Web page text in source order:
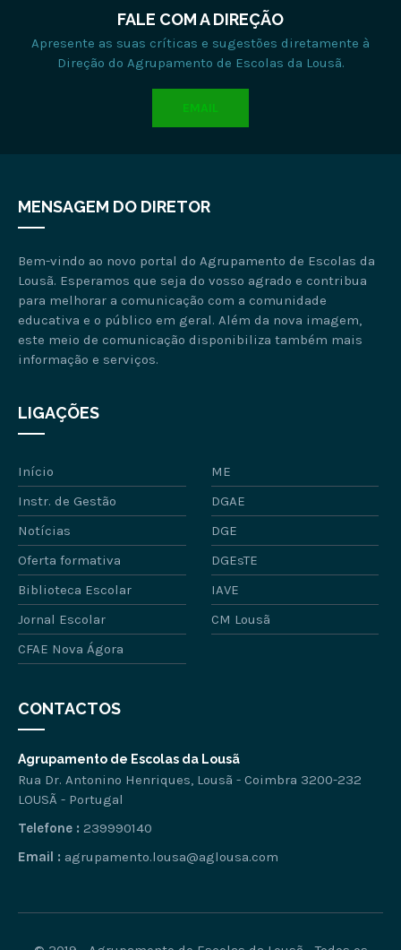
FALE COM A DIREÇÃO
Apresente as suas críticas e sugestões diretamente à
Direção do Agrupamento de Escolas da Lousã.
EMAIL
MENSAGEM DO DIRETOR
Bem-vindo ao novo portal do Agrupamento de Escolas da
Lousã. Esperamos que seja do vosso agrado e contribua
para melhorar a comunicação com a comunidade
educativa e o público em geral. Além da nova imagem,
este meio de comunicação disponibiliza também mais
informação e serviços.
LIGAÇÕES
Início
ME
Instr. de Gestão
DGAE
Notícias
DGE
Oferta formativa
DGEsTE
Biblioteca Escolar
IAVE
Jornal Escolar
CM Lousã
CFAE Nova Ágora
CONTACTOS
Agrupamento de Escolas da Lousã
Rua Dr. Antonino Henriques, Lousã - Coimbra 3200-232
LOUSÃ - Portugal
Telefone : 239990140
Email : agrupamento.lousa@aglousa.com